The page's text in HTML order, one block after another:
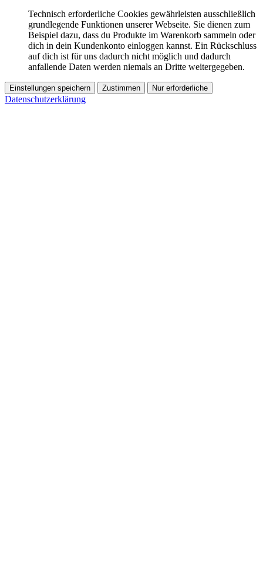
Technisch erforderliche Cookies gewährleisten ausschließlich
grundlegende Funktionen unserer Webseite. Sie dienen zum
Beispiel dazu, dass du Produkte im Warenkorb sammeln oder
dich in dein Kundenkonto einloggen kannst. Ein Rückschluss
auf dich ist für uns dadurch nicht möglich und dadurch
anfallende Daten werden niemals an Dritte weitergegeben.
Einstellungen speichern Zustimmen Nur erforderliche
Datenschutzerklärung